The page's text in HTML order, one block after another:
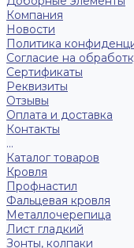
Компания
Новости
Политика
Согласие на
Сертификаты
Реквизиты
Отзывы
Оплата и доставка
Контакты
...
Каталог товаров
Кровля
Профнастил
Фальцевая кровля
Металлочерепица
Лист гладкий
Зонты, колпаки